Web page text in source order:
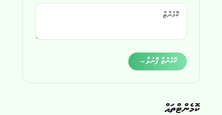
ކޮމެންޓް ފޮނުވާ→
ކޮމެންޓްތައް